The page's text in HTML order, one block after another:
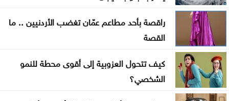
التكنولوجيا الزراعية في عمان الأهلية تشارك بفعاليات
اليوم العالمي لمكافحة التصحر والجفاف 2026
هندسة عمان الأهلية تحصد المركز الأول بمسابقة
مشاريع النقل والمرور
2.8 مليار دينار قروض كشف الراتب منذ بداية العام
راقصة بأحد مطاعم عمّان تغضب الأردنيين .. ما
القصة
كيف تتحول العزوبية إلى أقوى محطة للنمو
الشخصي؟